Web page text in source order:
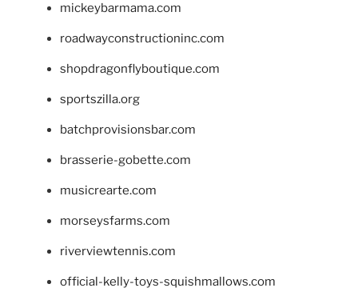
mickeybarmama.com
roadwayconstructioninc.com
shopdragonflyboutique.com
sportszilla.org
batchprovisionsbar.com
brasserie-gobette.com
musicrearte.com
morseysfarms.com
riverviewtennis.com
official-kelly-toys-squishmallows.com